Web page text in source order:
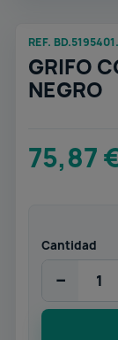
REF.
GRIFO
NEGRO
75,87
Cantidad
−